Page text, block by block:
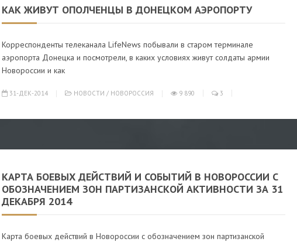
КАК ЖИВУТ ОПОЛЧЕНЦЫ В ДОНЕЦКОМ АЭРОПОРТУ
Корреспонденты телеканала LifeNews побывали в старом терминале
аэропорта Донецка и посмотрели, в каких условиях живут солдаты армии
Новороссии и как
31-ДЕК-2014 НОВОСТИ / НОВОРОССИЯ 9 890 3
КАРТА БОЕВЫХ ДЕЙСТВИЙ И СОБЫТИЙ В НОВОРОССИИ С
ОБОЗНАЧЕНИЕМ ЗОН ПАРТИЗАНСКОЙ АКТИВНОСТИ ЗА 31
ДЕКАБРЯ 2014
Карта боевых действий в Новороссии с обозначением зон партизанской